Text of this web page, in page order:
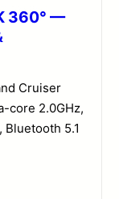
360° —
Cruiser
core 2.0GHz,
5.1